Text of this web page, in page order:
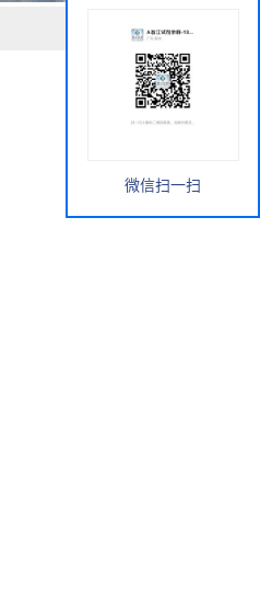
微信扫一扫